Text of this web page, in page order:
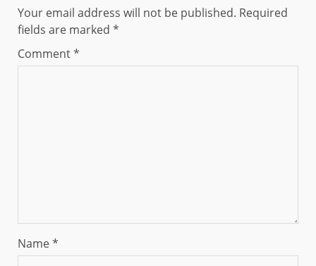
Your email address will not be published. Required
fields are marked *
Comment*
Name*